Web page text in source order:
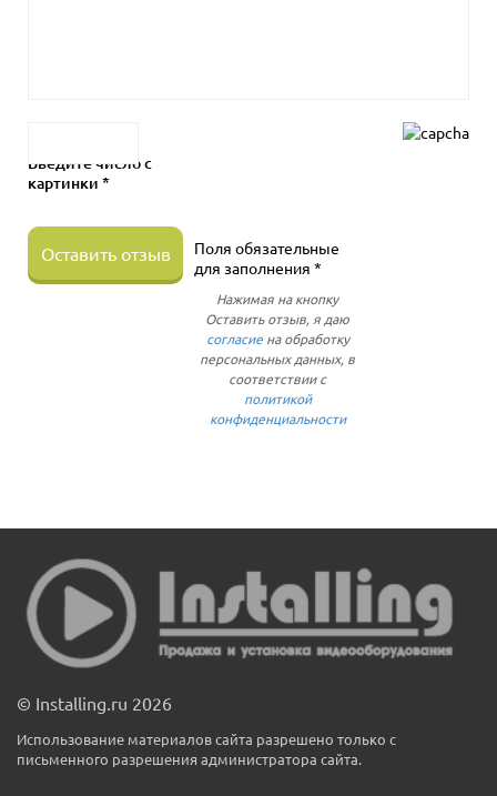
Введите число с
картинки *
Оставить отзыв
Поля обязательные
для заполнения *
Нажимая на кнопку
Оставить отзыв, я даю
согласиена обработку
персональных данных, в
соответствии с
политикой
конфиденциальности
© Installing.ru 2026
Использование материалов сайта разрешено только с
письменного разрешения администратора сайта.